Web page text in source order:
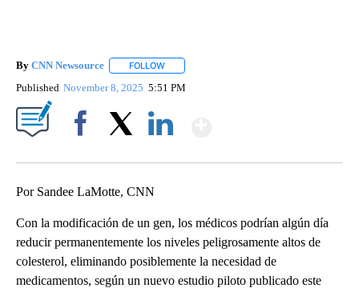
By CNN Newsource FOLLOW
Published November 8, 2025 5:51 PM
Por Sandee LaMotte, CNN
Con la modificación de un gen, los médicos podrían algún día
reducir permanentemente los niveles peligrosamente altos de
colesterol, eliminando posiblemente la necesidad de
medicamentos, según un nuevo estudio piloto publicado este